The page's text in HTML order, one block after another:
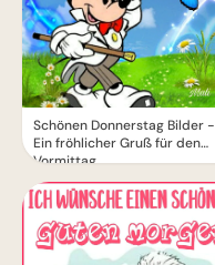
Schönen Donnerstag Bilder -
Ein fröhlicher Gruß für den
Vormittag